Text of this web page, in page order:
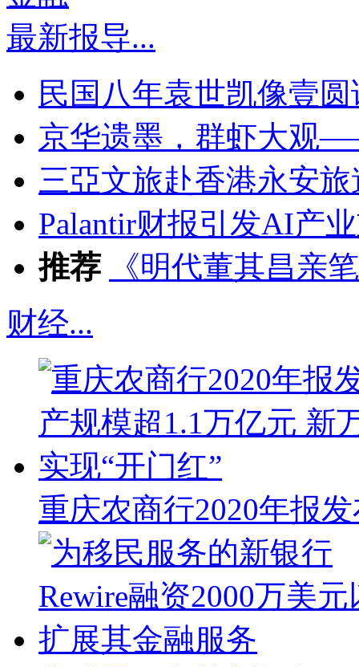
最新报导...
民国八年袁世凯像壹
京华遗墨，群虾大观
三亞文旅赴香港永安
Palantir财报引发AI产
推荐
《明代董其昌亲
财经...
重庆农商行2020年报